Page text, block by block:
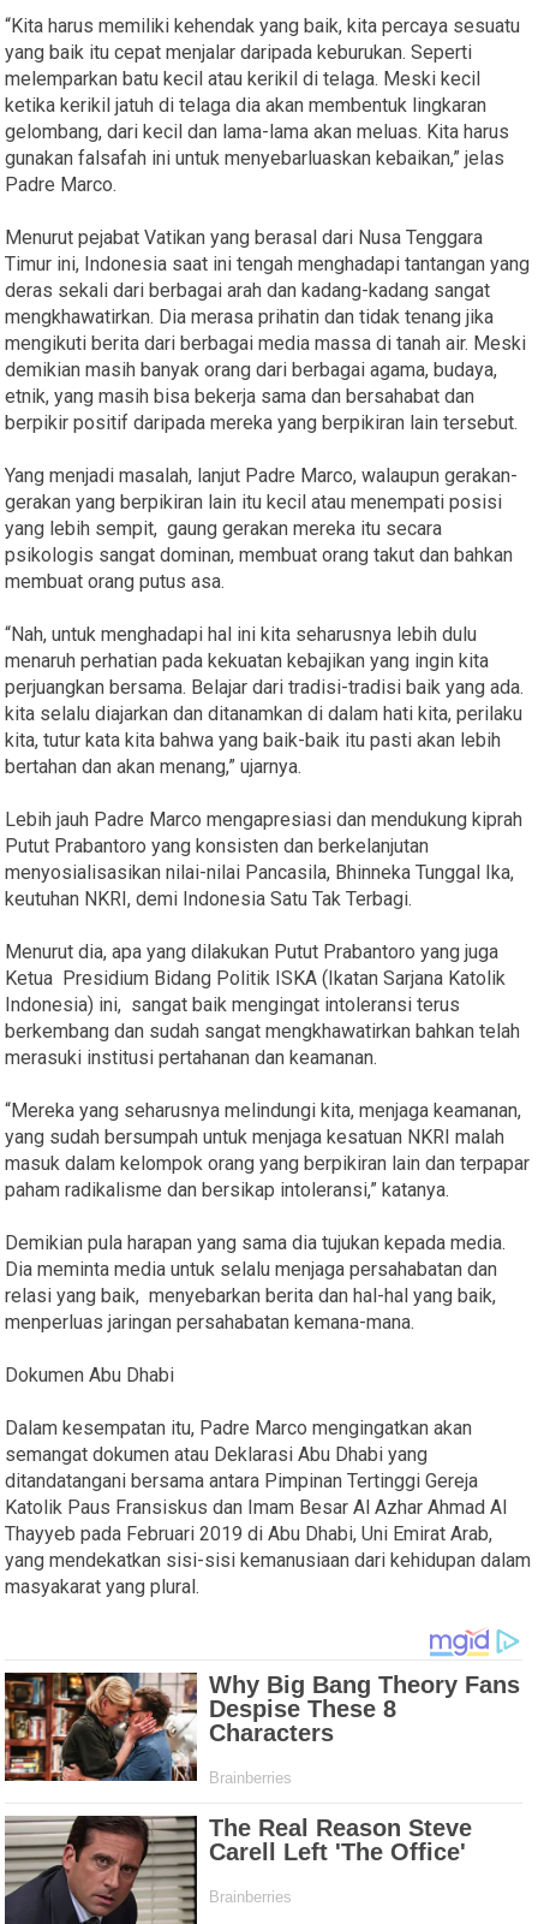
“Kita harus memiliki kehendak yang baik, kita percaya sesuatu
yang baik itu cepat menjalar daripada keburukan. Seperti
melemparkan batu kecil atau kerikil di telaga. Meski kecil
ketika kerikil jatuh di telaga dia akan membentuk lingkaran
gelombang, dari kecil dan lama-lama akan meluas. Kita harus
gunakan falsafah ini untuk menyebarluaskan kebaikan,” jelas
Padre Marco.
Menurut pejabat Vatikan yang berasal dari Nusa Tenggara
Timur ini, Indonesia saat ini tengah menghadapi tantangan yang
deras sekali dari berbagai arah dan kadang-kadang sangat
mengkhawatirkan. Dia merasa prihatin dan tidak tenang jika
mengikuti berita dari berbagai media massa di tanah air. Meski
demikian masih banyak orang dari berbagai agama, budaya,
etnik, yang masih bisa bekerja sama dan bersahabat dan
berpikir positif daripada mereka yang berpikiran lain tersebut.
Yang menjadi masalah, lanjut Padre Marco, walaupun gerakan-
gerakan yang berpikiran lain itu kecil atau menempati posisi
yang lebih sempit, gaung gerakan mereka itu secara
psikologis sangat dominan, membuat orang takut dan bahkan
membuat orang putus asa.
“Nah, untuk menghadapi hal ini kita seharusnya lebih dulu
menaruh perhatian pada kekuatan kebajikan yang ingin kita
perjuangkan bersama. Belajar dari tradisi-tradisi baik yang ada.
kita selalu diajarkan dan ditanamkan di dalam hati kita, perilaku
kita, tutur kata kita bahwa yang baik-baik itu pasti akan lebih
bertahan dan akan menang,” ujarnya.
Lebih jauh Padre Marco mengapresiasi dan mendukung kiprah
Putut Prabantoro yang konsisten dan berkelanjutan
menyosialisasikan nilai-nilai Pancasila, Bhinneka Tunggal Ika,
keutuhan NKRI, demi Indonesia Satu Tak Terbagi.
Menurut dia, apa yang dilakukan Putut Prabantoro yang juga
Ketua Presidium Bidang Politik ISKA (Ikatan Sarjana Katolik
Indonesia) ini, sangat baik mengingat intoleransi terus
berkembang dan sudah sangat mengkhawatirkan bahkan telah
merasuki institusi pertahanan dan keamanan.
“Mereka yang seharusnya melindungi kita, menjaga keamanan,
yang sudah bersumpah untuk menjaga kesatuan NKRI malah
masuk dalam kelompok orang yang berpikiran lain dan terpapar
paham radikalisme dan bersikap intoleransi,” katanya.
Demikian pula harapan yang sama dia tujukan kepada media.
Dia meminta media untuk selalu menjaga persahabatan dan
relasi yang baik, menyebarkan berita dan hal-hal yang baik,
menperluas jaringan persahabatan kemana-mana.
Dokumen Abu Dhabi
Dalam kesempatan itu, Padre Marco mengingatkan akan
semangat dokumen atau Deklarasi Abu Dhabi yang
ditandatangani bersama antara Pimpinan Tertinggi Gereja
Katolik Paus Fransiskus dan Imam Besar Al Azhar Ahmad Al
Thayyeb pada Februari 2019 di Abu Dhabi, Uni Emirat Arab,
yang mendekatkan sisi-sisi kemanusiaan dari kehidupan dalam
masyakarat yang plural.